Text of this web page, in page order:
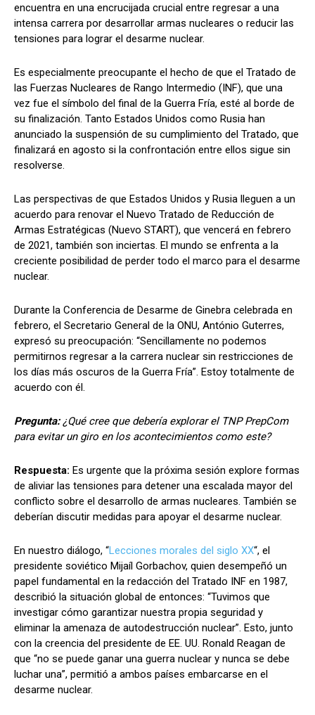
encuentra en una encrucijada crucial entre regresar a una
intensa carrera por desarrollar armas nucleares o reducir las
tensiones para lograr el desarme nuclear.
Es especialmente preocupante el hecho de que el Tratado de
las Fuerzas Nucleares de Rango Intermedio (INF), que una
vez fue el símbolo del final de la Guerra Fría, esté al borde de
su finalización. Tanto Estados Unidos como Rusia han
anunciado la suspensión de su cumplimiento del Tratado, que
finalizará en agosto si la confrontación entre ellos sigue sin
resolverse.
Las perspectivas de que Estados Unidos y Rusia lleguen a un
acuerdo para renovar el Nuevo Tratado de Reducción de
Armas Estratégicas (Nuevo START), que vencerá en febrero
de 2021, también son inciertas. El mundo se enfrenta a la
creciente posibilidad de perder todo el marco para el desarme
nuclear.
Durante la Conferencia de Desarme de Ginebra celebrada en
febrero, el Secretario General de la ONU, António Guterres,
expresó su preocupación: “Sencillamente no podemos
permitirnos regresar a la carrera nuclear sin restricciones de
los días más oscuros de la Guerra Fría”. Estoy totalmente de
acuerdo con él.
Pregunta: ¿Qué cree que debería explorar el TNP PrepCom
para evitar un giro en los acontecimientos como este?
Respuesta: Es urgente que la próxima sesión explore formas
de aliviar las tensiones para detener una escalada mayor del
conflicto sobre el desarrollo de armas nucleares. También se
deberían discutir medidas para apoyar el desarme nuclear.
En nuestro diálogo, “Lecciones morales del siglo XX“, el
presidente soviético Mijaíl Gorbachov, quien desempeñó un
papel fundamental en la redacción del Tratado INF en 1987,
describió la situación global de entonces: “Tuvimos que
investigar cómo garantizar nuestra propia seguridad y
eliminar la amenaza de autodestrucción nuclear”. Esto, junto
con la creencia del presidente de EE. UU. Ronald Reagan de
que “no se puede ganar una guerra nuclear y nunca se debe
luchar una”, permitió a ambos países embarcarse en el
desarme nuclear.